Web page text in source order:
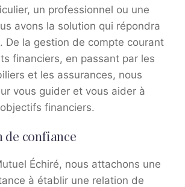
un professionnel ou une
avons la solution qui répondra
De la gestion de compte courant
financiers, en passant par les
et les assurances, nous
vous guider et vous aider à
financiers.
confiance
Échiré, nous attachons une
à établir une relation de